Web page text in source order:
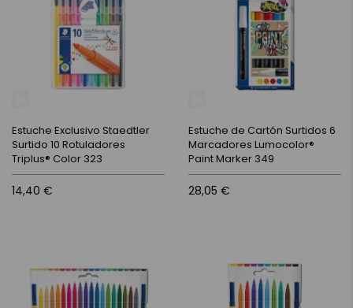
Estuche Exclusivo Staedtler
Surtido 10 Rotuladores
Triplus® Color 323
14,40 €
Estuche de Cartón Surtidos 6
Marcadores Lumocolor®
Paint Marker 349
28,05 €